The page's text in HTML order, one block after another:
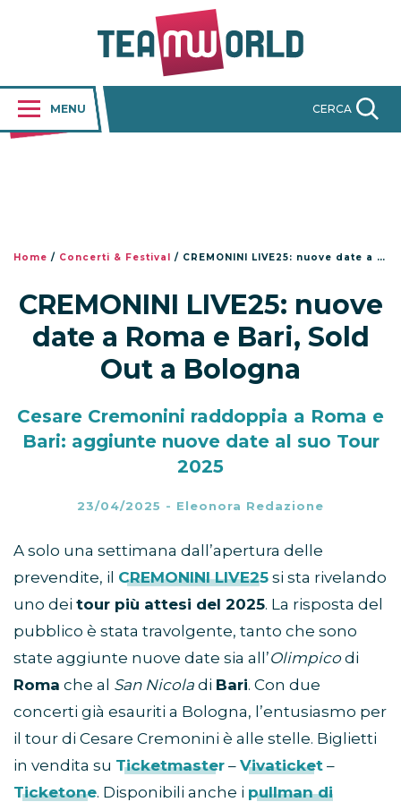
MENU CERCA
Home / Concerti & Festival / CREMONINI LIVE25: nuove date a Roma e Bari, Sold Out a Bologna
CREMONINI LIVE25: nuove
date a Roma e Bari, Sold
Out a Bologna
Cesare Cremonini raddoppia a Roma e
Bari: aggiunte nuove date al suo Tour
2025
23/04/2025 - Eleonora Redazione
A solo una settimana dall’apertura delle
prevendite, il CREMONINI LIVE25 si sta rivelando
uno dei tour più attesi del 2025. La risposta del
pubblico è stata travolgente, tanto che sono
state aggiunte nuove date sia all’Olimpicodi
Roma che al San Nicola di Bari. Con due
concerti già esauriti a Bologna, l’entusiasmo per
il tour di Cesare Cremonini è alle stelle. Biglietti
in vendita su Ticketmaster – Vivaticket –
Ticketone. Disponibili anche i pullman di